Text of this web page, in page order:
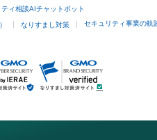
ィ相談AIチャットボット
なりすまし対策 セキュリティ事業の軌